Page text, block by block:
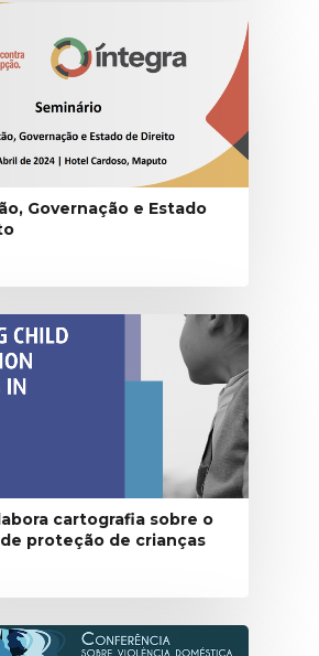
Governação e Estado
cartografia sobre o
proteção de crianças